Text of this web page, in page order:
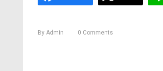
By Admin 0 Comments